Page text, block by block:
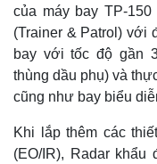
Thế giới
Quan sát
Cuộc sống đó đây
Hồ sơ
của máy bay TP-
(Trainer & Patrol) với
bay với tốc độ gần
thùng dầu phụ) và
cũng như bay biểu
Khi lắp thêm các
(EO/IR), Radar khẩu